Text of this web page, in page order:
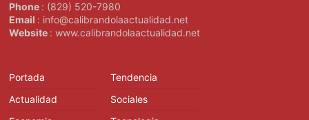
Phone : (829) 520-7980
Email : info@calibrandolaactualidad.net
Website : www.calibrandolaactualidad.net
Portada
Actualidad
Tendencia
Sociales